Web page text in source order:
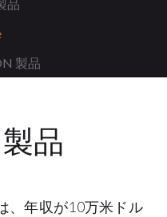
品
製品
品
、年収が10万米ドル